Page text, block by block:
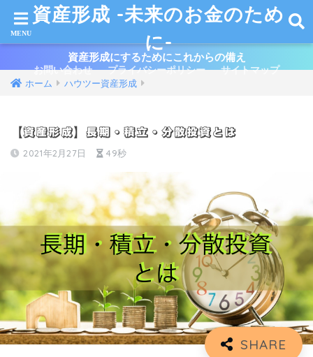
資産形成 -未来のお金のため
に-
お問い合わせ プライバシーポリシー サイトマップ
資産形成にするためにこれからの備え
ホーム ハウツー資産形成
【資産形成】長期・積立・分散投資とは
2021年2月27日 49秒